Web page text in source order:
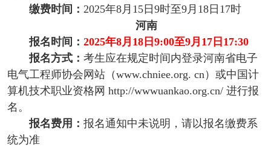
缴费时间： 2025年8月15日9时至9月18日17时
河南
报名时间： 2025年8月18日9:00至9月17日17:30
报名方式： 考生应在规定时间内登录河南省电子
电气工程师协会网站（www.chniee.org. cn）或中国计
算机技术职业资格网 http://wwwuankao.org.cn/ 进行报
名。
报名费用： 报名通知中未说明，请以报名缴费系
统为准